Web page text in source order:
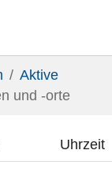
Aktive
und -orte
Uhrzeit